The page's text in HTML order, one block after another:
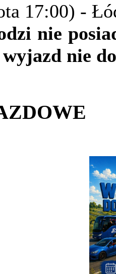
17:00) -
nie
nie